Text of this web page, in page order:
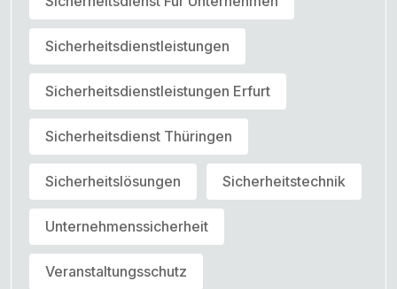
Sicherheitsdienstleistungen
Sicherheitsdienstleistungen Erfurt
Sicherheitsdienst Thüringen
Sicherheitslösungen Sicherheitstechnik
Unternehmenssicherheit
Veranstaltungsschutz